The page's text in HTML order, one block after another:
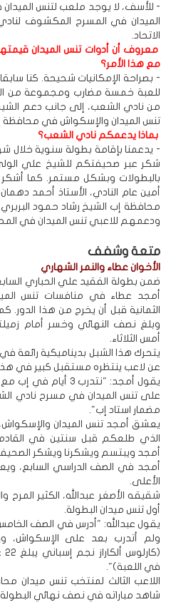
- للأسف، لا يوجد ملعب لتنس
الميدان في المسرح المكشوف
الاتحاد.
معروف أن أدوات تنس الميدان
مع هذا الأمر؟
- بصراحة الإمكانيات شحيحة. كنا
للعبة خمسة مضارب ومجموعة من
من نادي الشعب، إلى جانب دعم الشيخ
تنس الميدان والإسكواش في محافظة
بماذا يدعمكم نادي الشعب؟
- يدعمنا بإقامة بطولة سنوية خلال
شكر عبر صحيفتكم للشيخ علي
بالبطولات وبشكل مستمر. كما
أمين عام النادي، الأستاذ أحمد
محافظة إب الشيخ رشاد حمود
ودعمهم للاعبي تنس الميدان في
متعة وشفف
الأخوان عطاء والنمر الشهاري
ضمن بطولة الفقيد علي الحباري
أمجد عطاء في منافسات تنس
الثمانية قبل أن يخرج من هذا الدور.
وبلغ نصف النهائي وخسر أمام
أمس الثلاثاء.
يتحرك هذا الشبل بديناميكية رائعة
عن لاعب ينتظره مستقبل كبير في هذه
يقول أمجد: "نتدرب
على تنس الميدان في مسرح نادي
مضمار استاد إب".
يعشق أمجد تنس الميدان
الذي طلعكم قبل سنتين في
أمجد ويبتسم ويشكرنا ويشكر
أمجد في الصف الدراسي السابع،
الأعلى.
شقيقه الأصغر عبدالله، الكثير
أول تنس ميدان البطولة.
يقول عبدالله: "أدرس في الصف
ولم أتدرب بعد على الإسكواش،
في اللعبة)".
اللاعب الثالث لمنتخب تنس ميدان
شاهد مباراته في نصف نهائي